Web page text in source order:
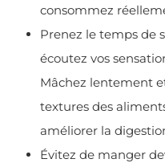
consommez
Prenez le temps de
écoutez vos
Mâchez lentement
textures des
améliorer la
Évitez de manger